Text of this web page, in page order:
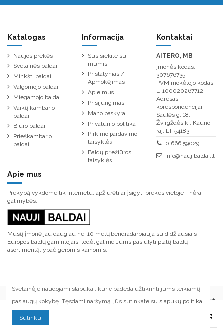
Katalogas
Naujos prekės
Svetainės baldai
Minkšti baldai
Valgomojo baldai
Miegamojo baldai
Vaikų kambario
baldai
Biuro baldai
Prieškambario
baldai
Informacija
Susisiekite su
mumis
Pristatymas /
Apmokėjimas
Apie mus
Prisijungimas
Mano paskyra
Privatumo politika
Pirkimo pardavimo
taisyklės
Baldų priežiūros
taisyklės
Kontaktai
AITERO, MB
Įmonės kodas:
307676735,
PVM mokėtojo kodas:
LT100020267712
Adresas
korespondencijai:
Saulės g. 18,
Žvirgždės k., Kauno
raj. LT-54183
0 666 59029
info@naujibaldai.lt
Apie mus
Prekybą vykdome tik internetu, apžiūrėti ar įsigyti prekes vietoje - nėra
galimybės.
Mūsų įmonė jau daugiau nei 10 metų bendradarbiauja su didžiausiais
Europos baldų gamintojais, todėl galime Jums pasiūlyti platų baldų
asortimentą, ypač geromis kainomis.
© Visos teisės saugomos. Kopijuoti ar platinti tinklapyje esančią informaciją
Svetainėje naudojami slapukai, kurie padeda užtikrinti jums teikiamų
paslaugų kokybę. Tęsdami naršymą, jūs sutinkate su slapukų politika.
Sutinku